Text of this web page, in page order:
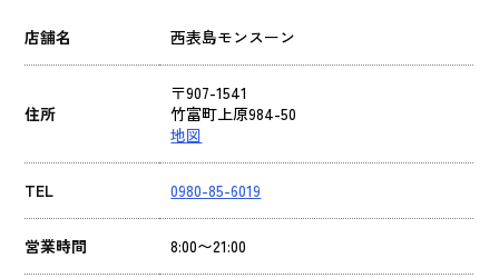
店舗名 西表島モンスーン
住所
〒907-1541
竹富町上原984-50
地図
TEL 0980-85-6019
営業時間 8:00〜21:00